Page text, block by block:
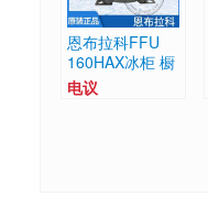
恩布拉科FFU
160HAX冰柜 橱
柜 酒柜 船用高
端压缩机
电议